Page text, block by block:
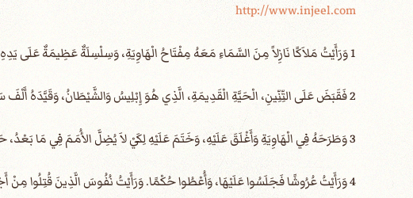
http://www.injeel.com
1 وَرَأَيْتُ مَلاَكًا نَازِلاً مِنَ السَّمَاءِ مَعَهُ مِفْتَاحُ الْهَاوِيَةِ، وَسِلْسِلَةٌ عَظِيمَةٌ عَلَى يَدِهِ.
2 فَقَبَضَ عَلَى التِّنِّينِ، الْحَيَّةِ الْقَدِيمَةِ، الَّذِي هُوَ إِبْلِيسُ وَالشَّيْطَانُ، وَقَيَّدَهُ أَلْفَ سَنَةٍ،
3 وَطَرَحَهُ فِي الْهَاوِيَةِ وَأَغْلَقَ عَلَيْهِ، وَخَتَمَ عَلَيْهِ لِكَيْ لاَ يُضِلَّ الأُمَمَ فِي مَا بَعْدُ، حَتَّى تَتِمَّ الأَلْفُ السَّنَةِ. وَبَعْدَ ذلِكَ لاَبُدَّ أَنْ يُحَلَّ زَمَانًا يَسِيرًا.
4 وَرَأَيْتُ عُرُوشًا فَجَلَسُوا عَلَيْهَا، وَأُعْطُوا حُكْمًا. وَرَأَيْتُ نُفُوسَ الَّذِينَ قُتِلُوا